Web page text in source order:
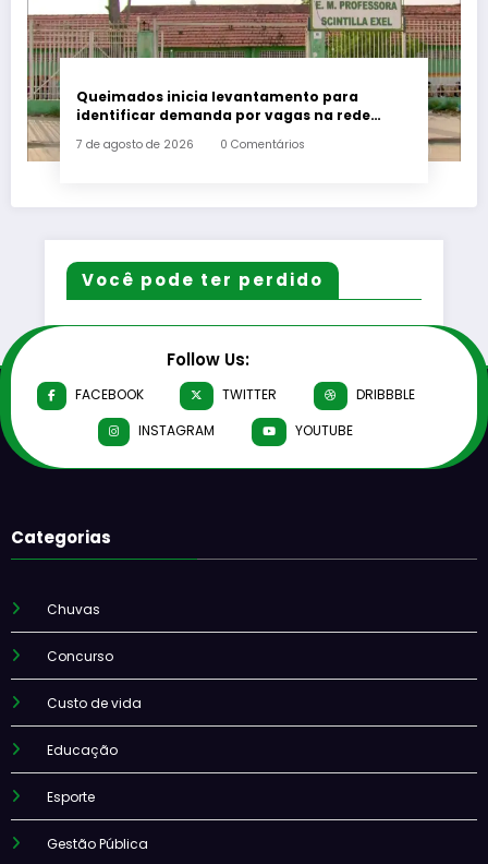
Queimados inicia levantamento para
identificar demanda por vagas na rede
7 de agosto de 2026 0 Comentários
Você pode ter perdido
Follow Us:
FACEBOOK TWITTER
DRIBBBLE
INSTAGRAM
YOUTUBE
Categorias
Chuvas
Concurso
Custo de vida
Educação
Esporte
Gestão Pública